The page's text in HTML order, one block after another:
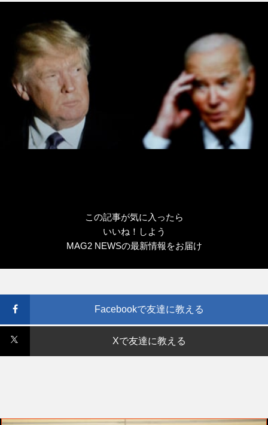
この記事が気に入ったら
いいね！しよう
MAG2 NEWSの最新情報をお届け
Facebookで友達に教える
Xで友達に教える